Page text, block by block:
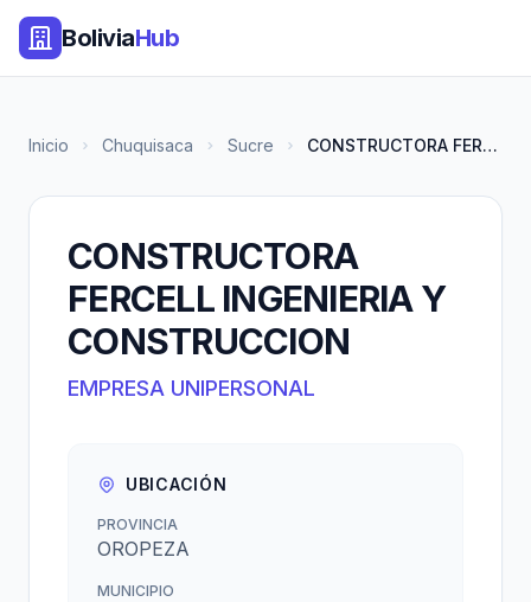
BoliviaHub
Inicio Chuquisaca Sucre CONSTRUCTORA FERCELL INGENIERI...
CONSTRUCTORA
FERCELL INGENIERIA Y
CONSTRUCCION
EMPRESA UNIPERSONAL
UBICACIÓN
PROVINCIA
OROPEZA
MUNICIPIO